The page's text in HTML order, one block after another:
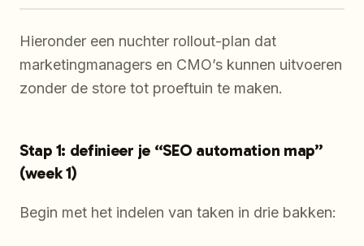
Hieronder een nuchter rollout-plan dat
marketingmanagers en CMO’s kunnen uitvoeren
zonder de store tot proeftuin te maken.
Stap 1: definieer je “SEO automation map”
(week 1)
Begin met het indelen van taken in drie bakken: